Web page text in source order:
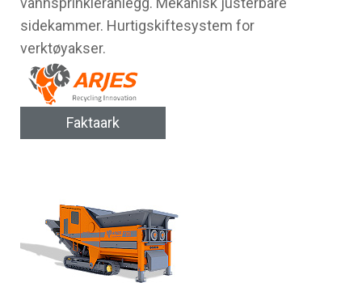
sidekammer. Hurtigskiftesystem for
verktøyakser.
Faktaark